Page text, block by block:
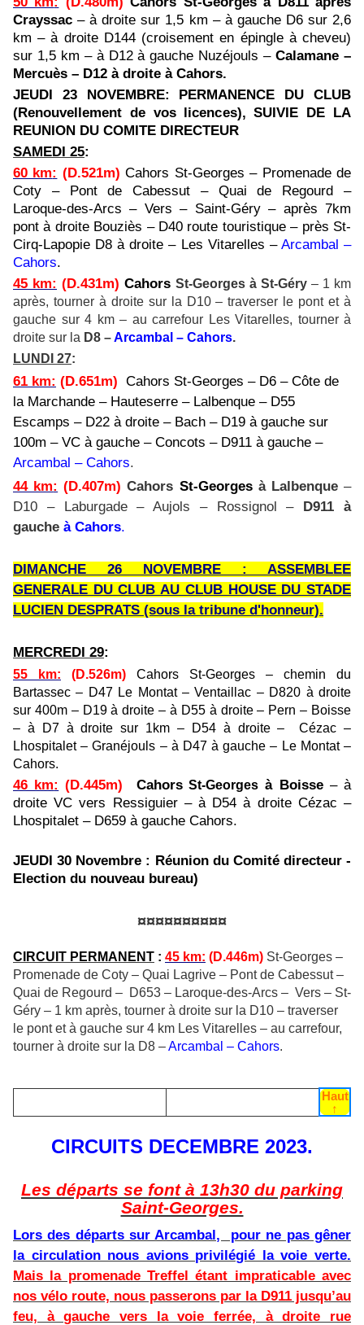
Crayssac – à droite sur 1,5 km – à gauche D6 sur 2,6
km – à droite D144 (croisement en épingle à cheveu)
sur 1,5 km – à D12 à gauche Nuzéjouls –Calamane –
Mercuès – D12 à droite à Cahors.
JEUDI 23 NOVEMBRE: PERMANENCE DU CLUB
(Renouvellement de vos licences), SUIVIE DE LA
REUNION DU COMITE DIRECTEUR
SAMEDI 25:
60 km: (D.521m) Cahors St-Georges – Promenade de
Coty – Pont de Cabessut – Quai de Regourd –
Laroque-des-Arcs – Vers – Saint-Géry – après 7km
pont à droite Bouziès – D40 route touristique – près St-
Cirq-Lapopie D8 à droite – Les Vitarelles – Arcambal –
Cahors.
45 km: (D.431m) Cahors St-Georges à St-Géry – 1 km
après, tourner à droite sur la D10 – traverser le pont et à
gauche sur 4 km – au carrefour Les Vitarelles, tourner à
droite sur la D8 –Arcambal – Cahors.
LUNDI 27:
61 km: (D.651m) Cahors St-Georges – D6 – Côte de
la Marchande – Hauteserre – Lalbenque – D55
Escamps – D22 à droite – Bach – D19 à gauche sur
100m – VC à gauche – Concots – D911 à gauche –
Arcambal – Cahors.
44 km: (D.407m) Cahors St-Georgesà Lalbenque–
D10 – Laburgade – Aujols – Rossignol – D911 à
gauche à Cahors.
DIMANCHE 26 NOVEMBRE : ASSEMBLEE
GENERALE DU CLUB AU CLUB HOUSE DU STADE
LUCIEN DESPRATS (sous la tribune d'honneur).
MERCREDI 29:
55 km: (D.526m)
Cahors St-Georges – chemin du
Bartassec – D47 Le Montat – Ventaillac – D820 à droite
sur 400m – D19 à droite – à D55 à droite – Pern – Boisse
– à D7 à droite sur 1km – D54 à droite – Cézac –
Lhospitalet – Granéjouls – à D47 à gauche – Le Montat –
Cahors.
46 km: (D.445m) CahorsSt-Georges à Boisse– à
droite VC vers Ressiguier – à D54 à droite Cézac –
Lhospitalet – D659 à gauche Cahors.
JEUDI 30 Novembre : Réunion du Comité directeur -
Election du nouveau bureau)
¤¤¤¤¤¤¤¤¤¤
CIRCUIT PERMANENT : 45 km: (D.446m) St-Georges –
Promenade de Coty – Quai Lagrive – Pont de Cabessut –
Quai de Regourd – D653 – Laroque-des-Arcs – Vers – St-
Géry – 1 km après, tourner à droite sur la D10 – traverser
le pont et à gauche sur 4 km Les Vitarelles – au carrefour,
tourner à droite sur la D8 –Arcambal – Cahors.
Haut
↑
CIRCUITS DECEMBRE 2023.
Les départs se font à 13h30 du parking
Saint-Georges.
Lors des départs sur Arcambal, pour ne pas gêner
la circulation nous avions privilégié la voie verte.
Mais la promenade Treffel étant impraticable avec
nos vélo route, nous passerons par la D911 jusqu’au
feu, à gauche vers la voie ferrée, à droite rue